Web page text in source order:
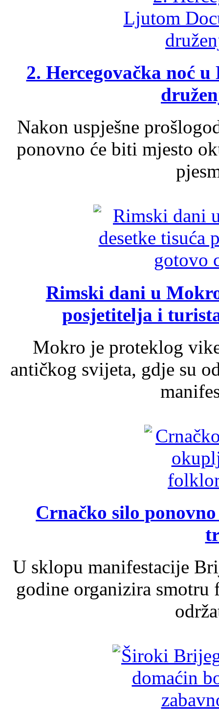
2. Hercegovačka noć
Nakon uspješne
ponovno će biti mjesto
Rimski dani u
posjetitelja i
Mokro je proteklog
antičkog svijeta, gdje su
Crnačko silo
U sklopu manifestacije
godine organizira